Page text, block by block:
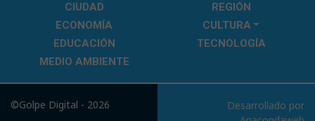
CIUDAD
REGIÓN
ECONOMÍA
CULTURA
EDUCACIÓN
TECNOLOGÍA
MEDIO AMBIENTE
©Golpe Digital - 2026
Desarrollado por